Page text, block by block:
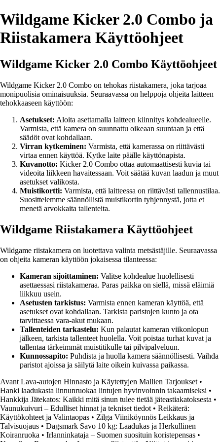
Wildgame Kicker 2.0 Combo ja
Riistakamera Käyttöohjeet
Wildgame Kicker 2.0 Combo Käyttöohjeet
Wildgame Kicker 2.0 Combo on tehokas riistakamera, joka tarjoaa
monipuolisia ominaisuuksia. Seuraavassa on helppoja ohjeita laitteen
tehokkaaseen käyttöön:
Asetukset: Aloita asettamalla laitteen kiinnitys kohdealueelle.
Varmista, että kamera on suunnattu oikeaan suuntaan ja että
säädöt ovat kohdallaan.
Virran kytkeminen: Varmista, että kamerassa on riittävästi
virtaa ennen käyttöä. Kytke laite päälle käyttönapista.
Kuvanotto: Kicker 2.0 Combo ottaa automaattisesti kuvia tai
videoita liikkeen havaitessaan. Voit säätää kuvan laadun ja muut
asetukset valikosta.
Muistikortti: Varmista, että laitteessa on riittävästi tallennustilaa.
Suosittelemme säännöllistä muistikortin tyhjennystä, jotta et
menetä arvokkaita tallenteita.
Wildgame Riistakamera Käyttöohjeet
Wildgame riistakamera on luotettava valinta metsästäjille. Seuraavassa
on ohjeita kameran käyttöön jokaisessa tilanteessa:
Kameran sijoittaminen: Valitse kohdealue huolellisesti
asettaessasi riistakameraa. Paras paikka on siellä, missä eläimiä
liikkuu usein.
Asetusten tarkistus: Varmista ennen kameran käyttöä, että
asetukset ovat kohdallaan. Tarkista paristojen kunto ja ota
tarvittaessa vara-akut mukaan.
Tallenteiden tarkastelu: Kun palautat kameran viikonlopun
jälkeen, tarkista tallenteet huolella. Voit poistaa turhat kuvat ja
tallentaa tärkeimmät muistitikulle tai pilvipalveluun.
Kunnossapito: Puhdista ja huolla kamera säännöllisesti. Vaihda
paristot ajoissa ja säilytä laite oikein kuivassa paikassa.
Avant Lava-autojen Hinnasto ja Käytettyjen Mallien Tarjoukset •
Hanki laadukasta linnunruokaa lintujen hyvinvoinnin takaamiseksi •
Hankkija Jätekatos: Kaikki mitä sinun tulee tietää jäteastiakatoksesta •
Vaunukuivuri – Edulliset hinnat ja tekniset tiedot • Reikäterä:
Käyttökohteet ja Valintaopas • Zilga Viiniköynnös Leikkaus ja
Talvisuojaus • Dagsmark Savo 10 kg: Laadukas ja Herkullinen
Koiranruoka • Irlanninkataja – Suomen suosituin koristepensas •